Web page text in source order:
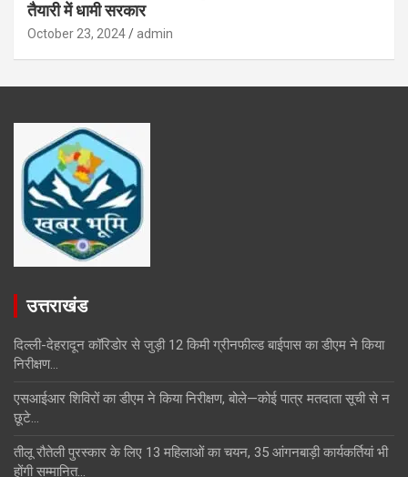
तैयारी में धामी सरकार
October 23, 2024 admin
उत्तराखंड
दिल्ली-देहरादून कॉरिडोर से जुड़ी 12 किमी ग्रीनफील्ड बाईपास का डीएम ने किया
निरीक्षण…
एसआईआर शिविरों का डीएम ने किया निरीक्षण, बोले—कोई पात्र मतदाता सूची से न
छूटे…
तीलू रौतेली पुरस्कार के लिए 13 महिलाओं का चयन, 35 आंगनबाड़ी कार्यकर्तियां भी
होंगी सम्मानित…